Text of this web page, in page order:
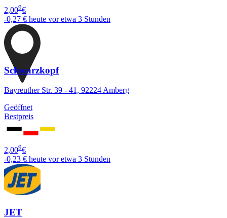
2,009€
-0,27 € heute vor etwa 3 Stunden
Schwarzkopf
Bayreuther Str. 39 - 41, 92224 Amberg
Geöffnet
Bestpreis
2,009€
-0,23 € heute vor etwa 3 Stunden
JET